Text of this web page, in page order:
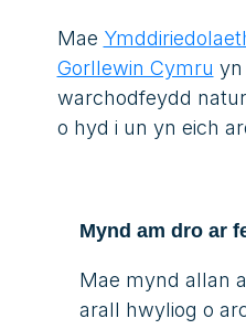
Mae
Gorllewin Cymru
warchodfeydd
o hyd i un yn eich
Mynd am dro ar
Mae mynd allan
arall hwyliog o